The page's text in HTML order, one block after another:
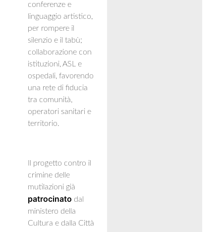
conferenze e
linguaggio artistico,
per rompere il
silenzio e il tabù;
collaborazione con
istituzioni, ASL e
ospedali, favorendo
una rete di fiducia
tra comunità,
operatori sanitari e
territorio.
Il progetto contro il
crimine delle
mutilazioni già
patrocinato dal
ministero della
Cultura e dalla Città